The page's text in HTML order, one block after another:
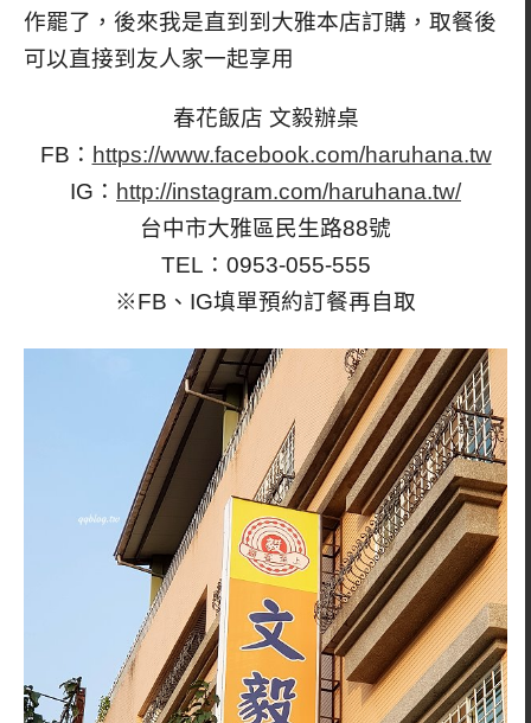
作罷了，後來我是直到到大雅本店訂購，取餐後
可以直接到友人家一起享用
春花飯店 文毅辦桌
FB： https://www.facebook.com/haruhana.tw
IG： http://instagram.com/haruhana.tw/
台中市大雅區民生路88號
TEL：0953-055-555
※FB、IG填單預約訂餐再自取